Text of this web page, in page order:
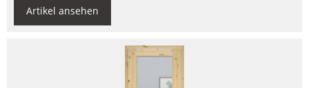
Artikel ansehen